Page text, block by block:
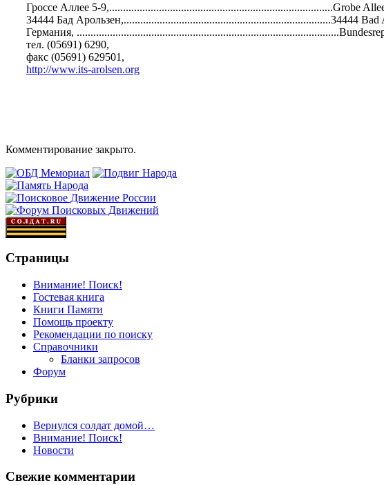
Гроссе Аллее 5-9,.................................................................................Grobe
34444 Бад Арользен,...........................................................................34444 Bad
Германия,
тел. (05691) 6290,
факс (05691) 629501,
http://www.its-arolsen.org
Комментирование закрыто.
Страницы
Внимание! Поиск!
Гостевая книга
Книги Памяти
Помощь проекту
Рекомендации по поиску
Справочники
Бланки запросов
Форум
Рубрики
Вернулся солдат домой…
Внимание! Поиск!
Новости
Свежие комментарии